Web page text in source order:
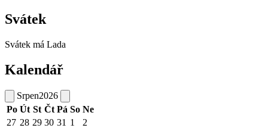
Svátek
Svátek má Lada
Kalendář
Srpen2026
Po Út St Čt Pá So Ne
27 28 29 30 31 1
2